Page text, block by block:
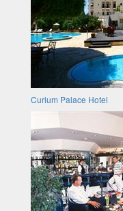
Curium Palace Hotel